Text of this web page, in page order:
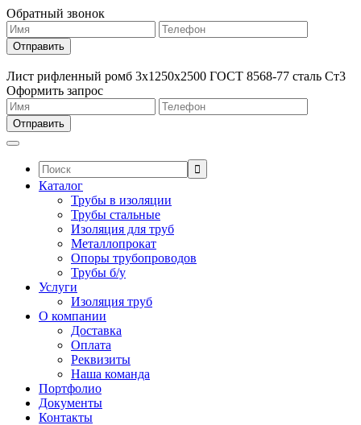
Обратный звонок
Лист рифленный ромб 3х1250х2500 ГОСТ 8568-77 сталь Ст3
Оформить запрос
Поиск:
Каталог
Трубы в изоляции
Трубы стальные
Изоляция для труб
Металлопрокат
Опоры трубопроводов
Трубы б/у
Услуги
Изоляция труб
О компании
Доставка
Оплата
Реквизиты
Наша команда
Портфолио
Документы
Контакты